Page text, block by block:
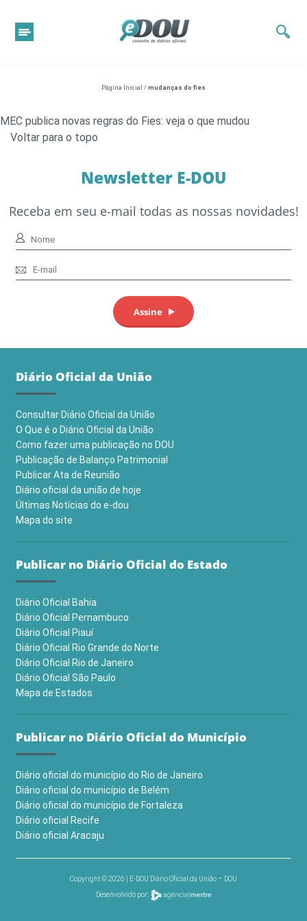
Página Inicial / mudanças do fies
MEC publica novas regras do Fies: veja o que mudou
Voltar para o topo
Newsletter E-DOU
Receba em seu e-mail todas as nossas novidades!
Diário Oficial da União
Consultar Diário Oficial da União
O Que é o Diário Oficial da União
Como fazer uma publicação no DOU
Publicação de Balanço Patrimonial
Publicar Ata de Reunião
Diário oficial da união de hoje
Últimas Notícias do e-dou
Mapa do site
Publicar no Diário Oficial do Estado
Diário Oficial Bahia
Diário Oficial Pernambuco
Diário Oficial Piauí
Diário Oficial Rio Grande do Norte
Diário Oficial Rio de Janeiro
Diário Oficial São Paulo
Mapa de Estados
Publicar no Diário Oficial do Município
Diário oficial do município do Rio de Janeiro
Diário oficial do município de Belém
Diário oficial do município de Fortaleza
Diário oficial Recife
Diário oficial Aracaju
Copyright © 2026 | E-DOU Diário Oficial da União – DOU
Desenvolvido por: